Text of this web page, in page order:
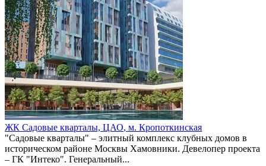
ЖК Садовые кварталы, ЦАО, м. Кропоткинская
"Садовые кварталы" – элитный комплекс клубных домов в
историческом районе Москвы Хамовники. Девелопер проекта
– ГК "Интеко". Генеральный...